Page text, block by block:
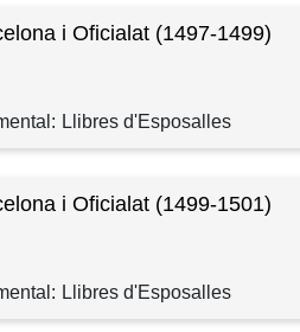
i Oficialat (1497-1499)
Llibres d'Esposalles
i Oficialat (1499-1501)
Llibres d'Esposalles